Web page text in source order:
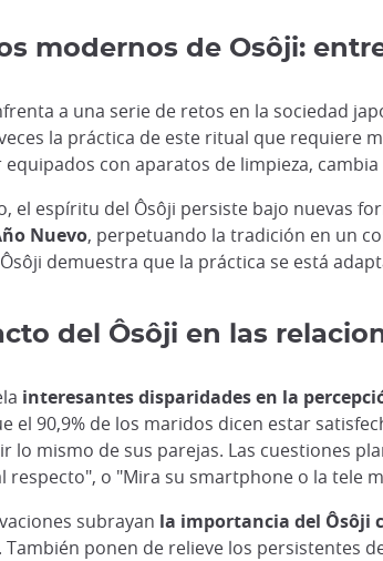
modernos de Osôji:
a una serie de retos en la sociedad
la práctica de este ritual que requiere
con aparatos de limpieza,
el espíritu del Ôsôji persiste bajo nuevas
Nuevo, perpetuando la tradición en un
demuestra que la práctica se está
del Ôsôji en las
interesantes disparidades en la
el 90,9% de los maridos dicen estar
lo mismo de sus parejas. Las cuestiones
respecto", o "Mira su smartphone o la tele
subrayan la importancia del Ôsôji
También ponen de relieve los persistentes